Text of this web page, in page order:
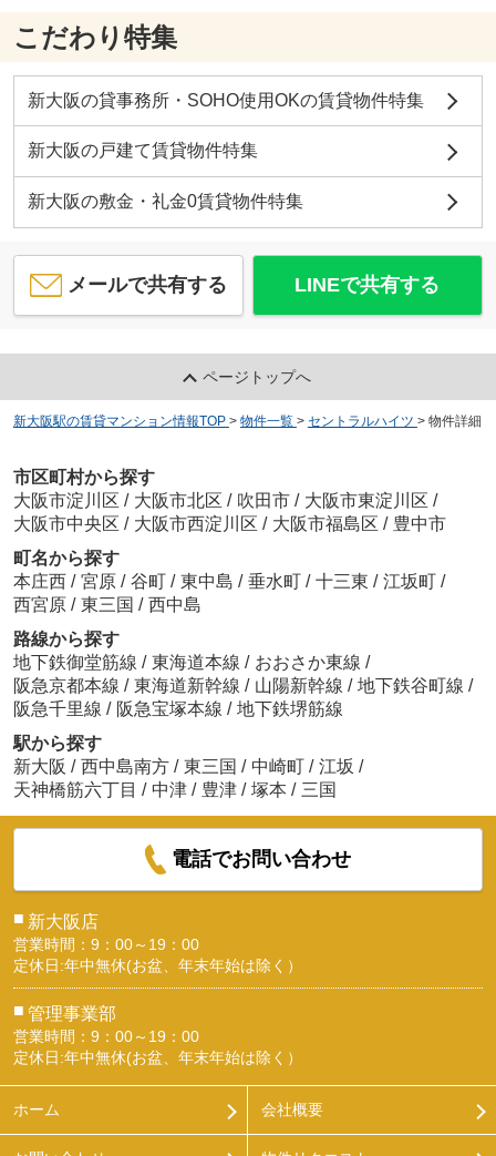
こだわり特集
新大阪の貸事務所・SOHO使用OKの賃貸物件特集
新大阪の戸建て賃貸物件特集
新大阪の敷金・礼金0賃貸物件特集
メールで共有する LINEで共有する
ページトップへ
新大阪駅の賃貸マンション情報TOP > 物件一覧 > セントラルハイツ > 物件詳細
市区町村から探す
大阪市淀川区 / 大阪市北区 / 吹田市 / 大阪市東淀川区 /
大阪市中央区 / 大阪市西淀川区 / 大阪市福島区 / 豊中市
町名から探す
本庄西 / 宮原 / 谷町 / 東中島 / 垂水町 / 十三東 / 江坂町 /
西宮原 / 東三国 / 西中島
路線から探す
地下鉄御堂筋線 / 東海道本線 / おおさか東線 /
阪急京都本線 / 東海道新幹線 / 山陽新幹線 / 地下鉄谷町線 /
阪急千里線 / 阪急宝塚本線 / 地下鉄堺筋線
駅から探す
新大阪 / 西中島南方 / 東三国 / 中崎町 / 江坂 /
天神橋筋六丁目 / 中津 / 豊津 / 塚本 / 三国
電話でお問い合わせ
■ 新大阪店
営業時間：9：00～19：00
定休日:年中無休(お盆、年末年始は除く）
■ 管理事業部
営業時間：9：00～19：00
定休日:年中無休(お盆、年末年始は除く）
ホーム 会社概要